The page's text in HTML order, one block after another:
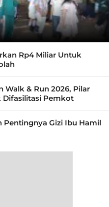
Rp4 Miliar Untuk
Walk & Run 2026, Pilar
Difasilitasi Pemkot
Pentingnya Gizi Ibu Hamil